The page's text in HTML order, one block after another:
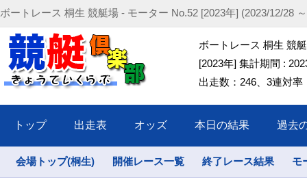
ボートレース 桐生 競艇場 - モーター No.52 [2023年] (2023/12/28
ボートレース 桐生 競
[2023年] 集計期間 :
出走数：246、3連対率
トップ 出走表 オッズ 本日の結果 過去
会場トップ(桐生) 開催レース一覧 終了レース結果 モ